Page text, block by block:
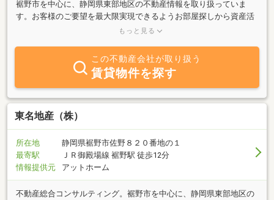
裾野市を中心に、静岡県東部地区の不動産情報を取り扱っていま
す。お客様のご要望を最大限実現できるようお部屋探しから資産活
用のコンサルティングまで不動産の事なら何でも幅広くご対応させ
もっと見る
この不動産会社が取り扱う
賃貸物件を探す
東名地産（株）
所在地
静岡県裾野市佐野８２０番地の１
最寄駅
ＪＲ御殿場線 裾野駅 徒歩12分
情報提供元
アットホーム
不動産総合コンサルティング。裾野市を中心に、静岡県東部地区の